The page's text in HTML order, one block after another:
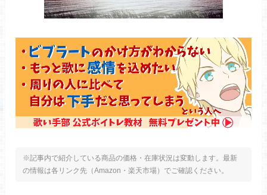
※記事内で紹介している商品の価格・在庫状況は変動します。最新
の情報は各リンク先（Amazon・楽天市場）でご確認ください。